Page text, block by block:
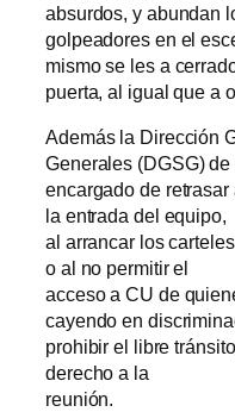
absurdos, y abundan
golpeadores en el
mismo se les a
puerta, al igual que a
Además la Dirección
Generales (DGSG)
encargado de
la entrada del equipo,
al arrancar los
o al no permitir el
acceso a CU de
cayendo en
prohibir el libre
derecho a la
reunión.